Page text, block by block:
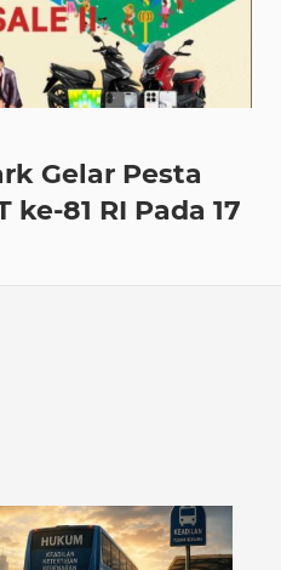
Gelar Pesta
ke-81 RI Pada 17